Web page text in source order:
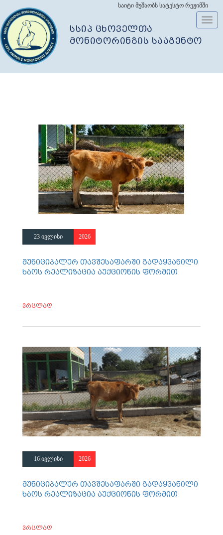
საიტი მუშაობს სატესტო რეჟიმში
სსიპ ცხოველთა
მონიტორინგის სააგენტო
23 ივლისი 2026
მუნიციპალურ თავშესაფარში გადაყვანილი
ხბოს რეალიზაცია აუქციონის ფორმით
ვრცლად
16 ივლისი 2026
მუნიციპალურ თავშესაფარში გადაყვანილი
ხბოს რეალიზაცია აუქციონის ფორმით
ვრცლად